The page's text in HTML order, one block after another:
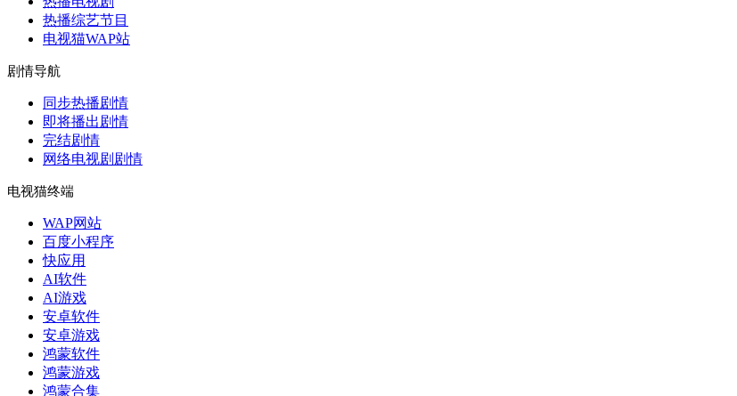
热播综艺节目
电视猫WAP站
剧情导航
同步热播剧情
即将播出剧情
完结剧情
网络电视剧剧情
电视猫终端
WAP网站
百度小程序
快应用
AI软件
AI游戏
安卓软件
安卓游戏
鸿蒙软件
鸿蒙游戏
鸿蒙合集